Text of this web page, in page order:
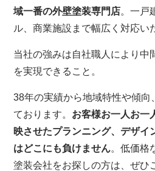
域一番の外壁塗装専門店。一戸
ル、商業施設まで幅広く対応い
当社の強みは自社職人により中
を実現できること。
38年の実績から地域特性や傾向
ております。 お客様お一人お一
映させたプランニング、デザイ
はどこにも負けません。低価格
塗装会社をお探しの方は、ぜひ